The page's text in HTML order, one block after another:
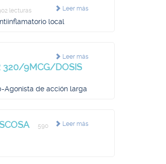
Leer más
lecturas
local
Leer más
320/9MCG/DOSIS
Agonista de acción larga
Leer más
590